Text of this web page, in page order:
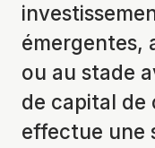
émergentes,
ou au stade
de capital de
effectue une